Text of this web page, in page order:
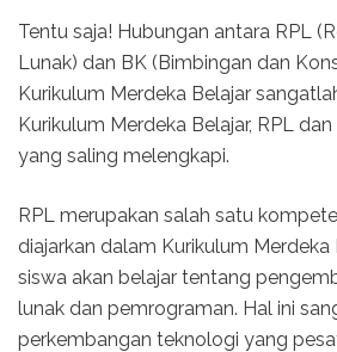
Tentu saja! Hubungan antara RPL
Lunak) dan BK (Bimbingan dan
Kurikulum Merdeka Belajar
Kurikulum Merdeka Belajar, RPL
yang saling melengkapi.
RPL merupakan salah satu
diajarkan dalam Kurikulum Merdeka
siswa akan belajar tentang
lunak dan pemrograman. Hal ini
perkembangan teknologi yang